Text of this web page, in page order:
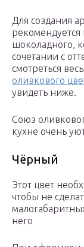
Для создания
рекомендуется
шоколадного,
сочетании с
смотреться
оливкового
увидеть ниже.
Союз
кухне очень
Чёрный
Этот цвет
чтобы не
него